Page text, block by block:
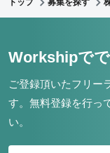
トップ 募集を探す
Workshipで
ご登録頂いたフリー
す。 無料登録を行っ
い。